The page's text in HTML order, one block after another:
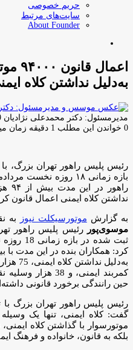
حریم خصوصی
سایت‌های مرتبط
About Founder
به‌دلیل نداشتن کلاه
مدیرمسئول: دکتر محمدعلی نژادیان
0 خواندن این مطلب 1 دقیقه زمان میبرد
رئیس پلیس راهور تهران بزرگ،
بازه زمانی ۱۸ روزه
نداشتن کلاه ایمنی اعمال قانون
به گزارش موتورسیکلت نیوز به
موسوی‌پور
رئیس پلیس راهور
ثبت‌ شده
کمربند ایمنی، و 38
حین رانندگی برخورد قانونی
رئیس پلیس راهور تهران بزرگ با
گفت: کلاه ایمنی، تنها یک
موتورسوار با گذاشتن کلاه
بلکه به قانون، خانواده و فرهنگ